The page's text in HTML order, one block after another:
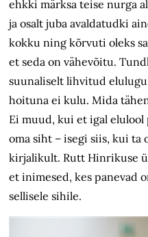
ehkki märksa teise nurga
ja osalt juba avaldatudki
kokku ning kõrvuti oleks
et seda on vähevõitu.
suunaliselt lihvitud
hoituna ei kulu. Mida
Ei muud, kui et igal elulool
oma siht – isegi siis, kui ta
kirjalikult. Rutt Hinrikuse
et inimesed, kes panevad
sellisele sihile.